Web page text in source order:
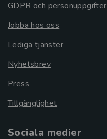
GDPR och personuppgifter
Jobba hos oss
Lediga tjänster
Nyhetsbrev
Press
Tillgänglighet
Sociala medier